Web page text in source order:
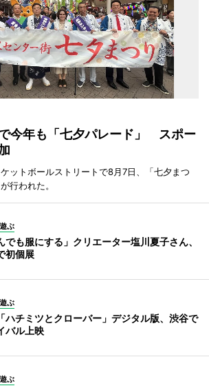
今年も「七夕パレード」 スポー
ットボールストリートで8月7日、「七夕まつ
行われた。
ぶ
でも服にする」クリエーター塩川夏子さん、
初個展
ぶ
ハチミツとクローバー」デジタル版、渋谷で
バル上映
ぶ